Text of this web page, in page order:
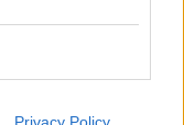
το σπίτι
που